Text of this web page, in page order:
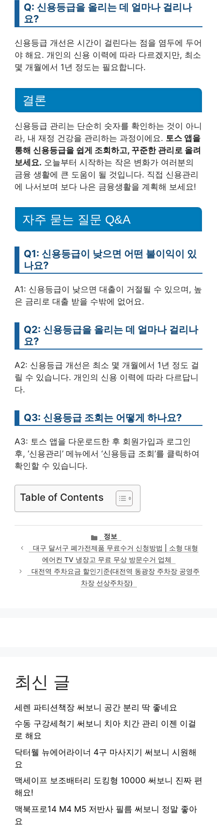
Q: 신용등급을 올리는 데 얼마나 걸리나
요?
신용등급 개선은 시간이 걸린다는 점을 염두에 두어
야 해요. 개인의 신용 이력에 따라 다르겠지만, 최소
몇 개월에서 1년 정도는 필요합니다.
결론
신용등급 관리는 단순히 숫자를 확인하는 것이 아니
라, 내 재정 건강을 관리하는 과정이에요. 토스 앱을
통해 신용등급을 쉽게 조회하고, 꾸준한 관리로 올려
보세요. 오늘부터 시작하는 작은 변화가 여러분의
금융 생활에 큰 도움이 될 것입니다. 직접 신용관리
에 나서보며 보다 나은 금융생활을 계획해 보세요!
자주 묻는 질문 Q&A
Q1: 신용등급이 낮으면 어떤 불이익이 있
나요?
A1: 신용등급이 낮으면 대출이 거절될 수 있으며, 높
은 금리로 대출 받을 수밖에 없어요.
Q2: 신용등급을 올리는 데 얼마나 걸리나
요?
A2: 신용등급 개선은 최소 몇 개월에서 1년 정도 걸
릴 수 있습니다. 개인의 신용 이력에 따라 다르답니
다.
Q3: 신용등급 조회는 어떻게 하나요?
A3: 토스 앱을 다운로드한 후 회원가입과 로그인
후, ‘신용관리’ 메뉴에서 ‘신용등급 조회’를 클릭하여
확인할 수 있습니다.
Table of Contents
카
테
고
리
정보
대구 달서구 폐가전제품 무료수거 신청방법 | 소형 대형
에어컨 TV 냉장고 무료 무상 방문수거 업체
대전역 주차요금 할인기준(대전역 동광장 주차장 공영주
차장 선상주차장)
최신 글
세렌 파티션책장 써보니 공간 분리 딱 좋네요
수동 구강세척기 써보니 치아 치간 관리 이젠 이걸
로 해요
닥터웰 뉴에어라이너 4구 마사지기 써보니 시원해
요
맥세이프 보조배터리 도킹형 10000 써보니 진짜 편
해요!
맥북프로14 M4 M5 저반사 필름 써보니 정말 좋아
요